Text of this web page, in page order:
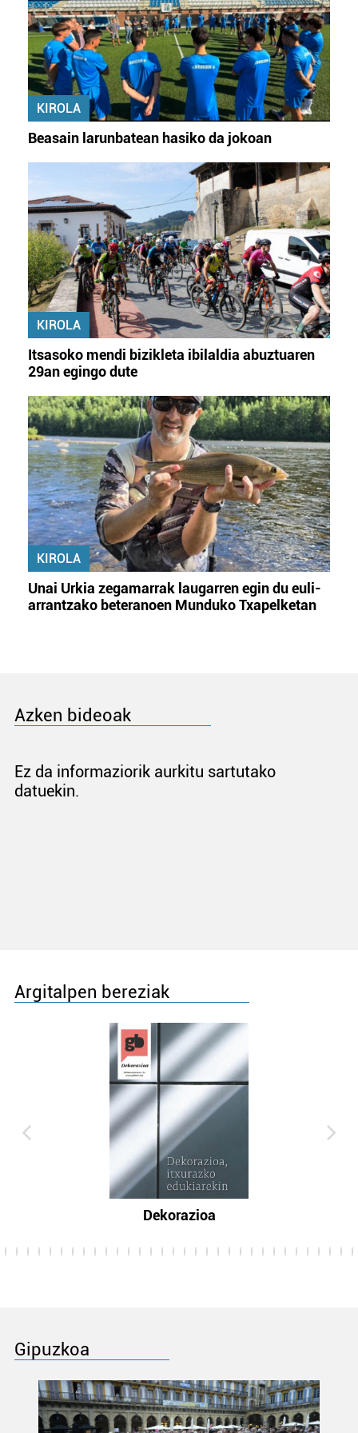
KIROLA
Beasain larunbatean hasiko da jokoan
KIROLA
Itsasoko mendi bizikleta ibilaldia abuztuaren
29an egingo dute
KIROLA
Unai Urkia zegamarrak laugarren egin du euli-
arrantzako beteranoen Munduko Txapelketan
Azken bideoak
Ez da informaziorik aurkitu sartutako
datuekin.
Argitalpen bereziak
Dekorazioa
Gipuzkoa